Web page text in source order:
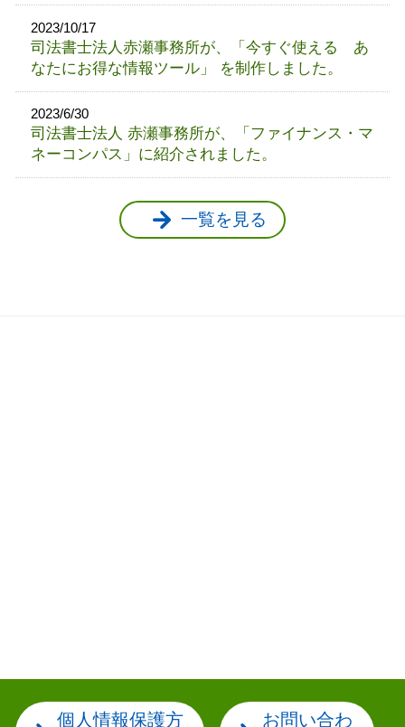
2023/10/17
司法書士法人赤瀬事務所が、「今すぐ使える あ
なたにお得な情報ツール」 を制作しました。
2023/6/30
司法書士法人 赤瀬事務所が、「ファイナンス・マ
ネーコンパス」に紹介されました。
一覧を見る
個人情報保護方 お問い合わ